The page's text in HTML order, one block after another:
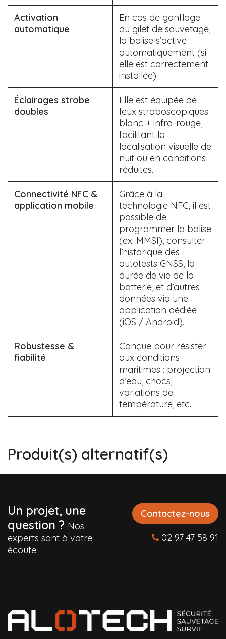
Activation
automatique
En cas de gonflage
du gilet de sauvetage,
la balise s’active
automatiquement (si
elle est correctement
installée).
Éclairages strobe
doubles
Elle est équipée de
feux stroboscopiques
blanc + infra-rouge,
facilitant la
localisation visuelle de
nuit ou en conditions
réduites.
Connectivité NFC &
application mobile
Grâce à la
technologie NFC, il est
possible de
programmer la balise
(ex. MMSI), consulter
l’historique des
autotests GNSS, la
durée de vie de la
batterie, et d’autres
données via une
application dédiée
(iOS / Android).
Robustesse &
fiabilité
Conçue pour résister
aux conditions
maritimes : projection
d’eau, chocs,
variations de
température, etc.
Produit(s) alternatif(s)
Un projet, une
question ? Nos
experts sont à votre
écoute.
Contactez-nous
02 97 47 58 91